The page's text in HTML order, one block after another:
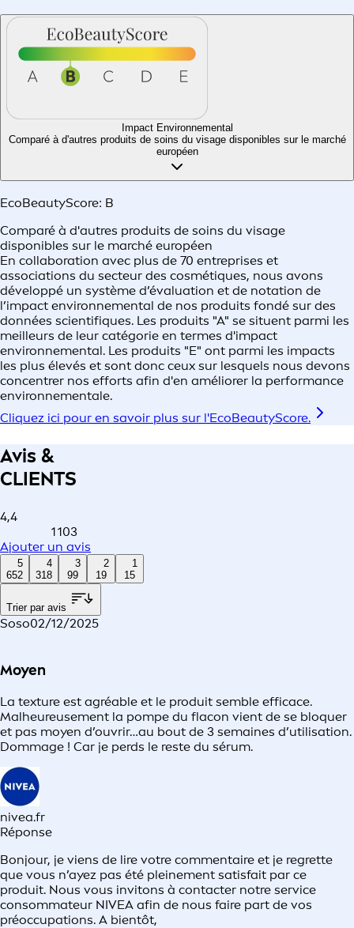
Impact Environnemental
Comparé à d'autres produits de soins du visage disponibles sur le marché
européen
EcoBeautyScore: B
Comparé à d'autres produits de soins du visage
disponibles sur le marché européen
En collaboration avec plus de 70 entreprises et
associations du secteur des cosmétiques, nous avons
développé un système d’évaluation et de notation de
l’impact environnemental de nos produits fondé sur des
données scientifiques.​ Les produits "A" se situent parmi les
meilleurs de leur catégorie en termes d'impact
environnemental. Les produits "E" ont parmi les impacts
les plus élevés et sont donc ceux sur lesquels nous devons
concentrer nos efforts afin d'en améliorer la performance
environnementale.​
Cliquez ici pour en savoir plus sur l'EcoBeautyScore.
Avis &
CLIENTS
4,4
1 103
Ajouter un avis
5
652
4
318
3
99
2
19
1
15
Trier par avis
Soso02/12/2025
Moyen
La texture est agréable et le produit semble efficace.
Malheureusement la pompe du flacon vient de se bloquer
et pas moyen d’ouvrir…au bout de 3 semaines d’utilisation.
Dommage ! Car je perds le reste du sérum.
nivea.fr
Réponse
Bonjour, je viens de lire votre commentaire et je regrette
que vous n’ayez pas été pleinement satisfait par ce
produit. Nous vous invitons à contacter notre service
consommateur NIVEA afin de nous faire part de vos
préoccupations. A bientôt,​